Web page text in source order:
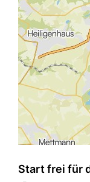
Start frei für